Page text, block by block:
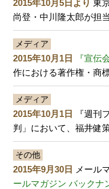
2015年10月5日より 東
尚登・中川隆太郎が担
メディア
2015年10月1日 『宣伝
作における著作権・商
メディア
2015年10月1日
『週刊
判」において、福井健
その他
2015年9月30日
メール
ールマガジン バックナ